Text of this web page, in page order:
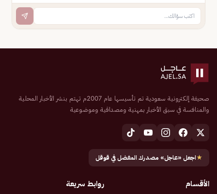
صحيفة إلكترونية سعودية تم تأسيسها عام 2007م تهتم بنشر الأخبار المحلية
والمنافسة في سبق الأخبار بمهنية ومصداقية وموضوعية
★اجعل «عاجل» مصدرك المفضل في قوقل
الأقسام روابط سريعة